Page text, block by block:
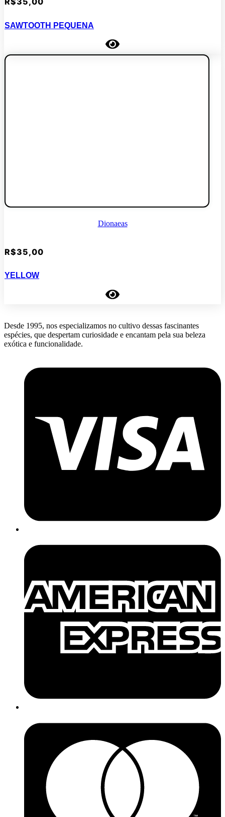
SAWTOOTH PEQUENA
Dionaeas
R$35,00
YELLOW
Desde 1995, nos especializamos no cultivo dessas fascinantes
espécies, que despertam curiosidade e encantam pela sua beleza
exótica e funcionalidade.